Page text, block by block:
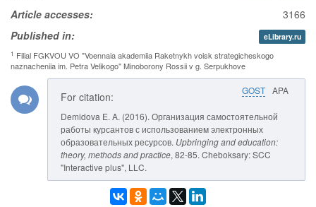
Article accesses:
3166
Published in:
eLibrary.ru
1 Filial FGKVOU VO "Voennaia akademiia Raketnykh voisk strategicheskogo
naznacheniia im. Petra Velikogo" Minoborony Rossii v g. Serpukhove
GOST APA
For citation:
Demidova E. A. (2016). Организация самостоятельной
работы курсантов с использованием электронных
образовательных ресурсов. Upbringing and education:
theory, methods and practice, 82-85. Cheboksary: SCC
"Interactive plus", LLC.